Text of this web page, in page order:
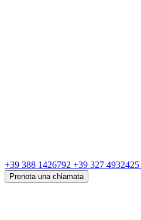
+39 388 1426792 +39 327 4932425
Prenota una chiamata